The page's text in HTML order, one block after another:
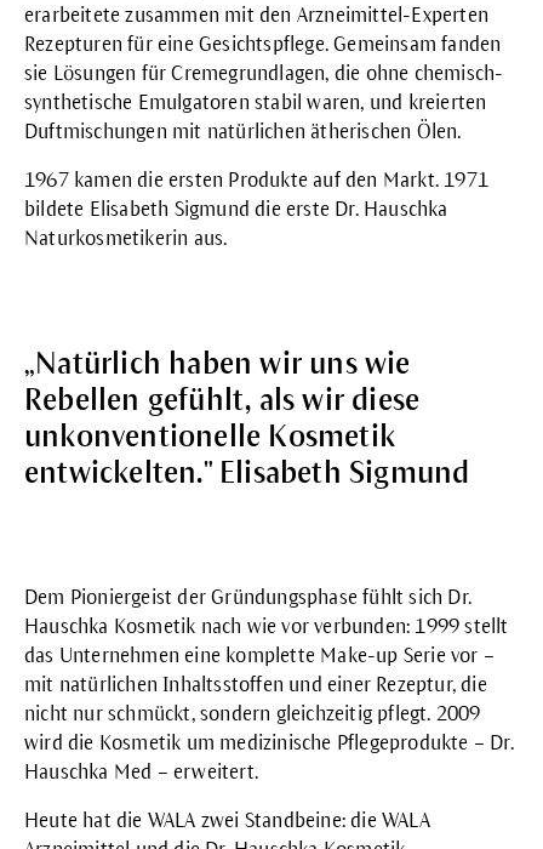
erarbeitete zusammen mit den Arzneimittel-Experten
Rezepturen für eine Gesichtspflege. Gemeinsam fanden
sie Lösungen für Cremegrundlagen, die ohne chemisch-
synthetische Emulgatoren stabil waren, und kreierten
Duftmischungen mit natürlichen ätherischen Ölen.
1967 kamen die ersten Produkte auf den Markt. 1971
bildete Elisabeth Sigmund die erste Dr. Hauschka
Naturkosmetikerin aus.
„Natürlich haben wir uns wie
Rebellen gefühlt, als wir diese
unkonventionelle Kosmetik
entwickelten." Elisabeth Sigmund
Dem Pioniergeist der Gründungsphase fühlt sich Dr.
Hauschka Kosmetik nach wie vor verbunden: 1999 stellt
das Unternehmen eine komplette Make-up Serie vor –
mit natürlichen Inhaltsstoffen und einer Rezeptur, die
nicht nur schmückt, sondern gleichzeitig pflegt. 2009
wird die Kosmetik um medizinische Pflegeprodukte – Dr.
Hauschka Med – erweitert.
Heute hat die WALA zwei Standbeine: die WALA